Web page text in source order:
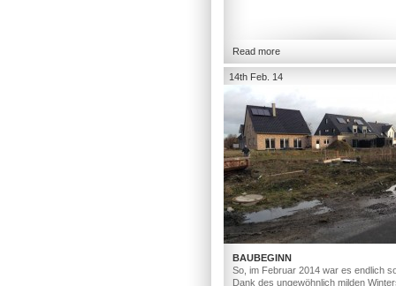
Read more
14th Feb. 14
BAUBEGINN
So, im Februar 2014 war es endlich
Dank des ungewöhnlich milden